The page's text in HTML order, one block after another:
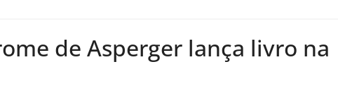
de Asperger lança livro na